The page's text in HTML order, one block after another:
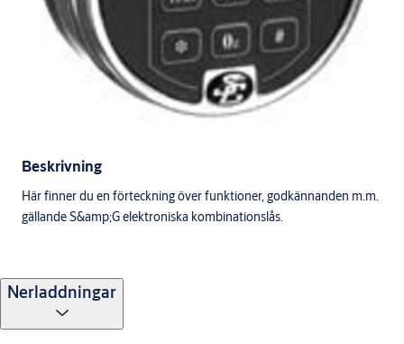
Beskrivning
Här finner du en förteckning över funktioner, godkännanden m.m.
gällande S&amp;G elektroniska kombinationslås.
Nerladdningar